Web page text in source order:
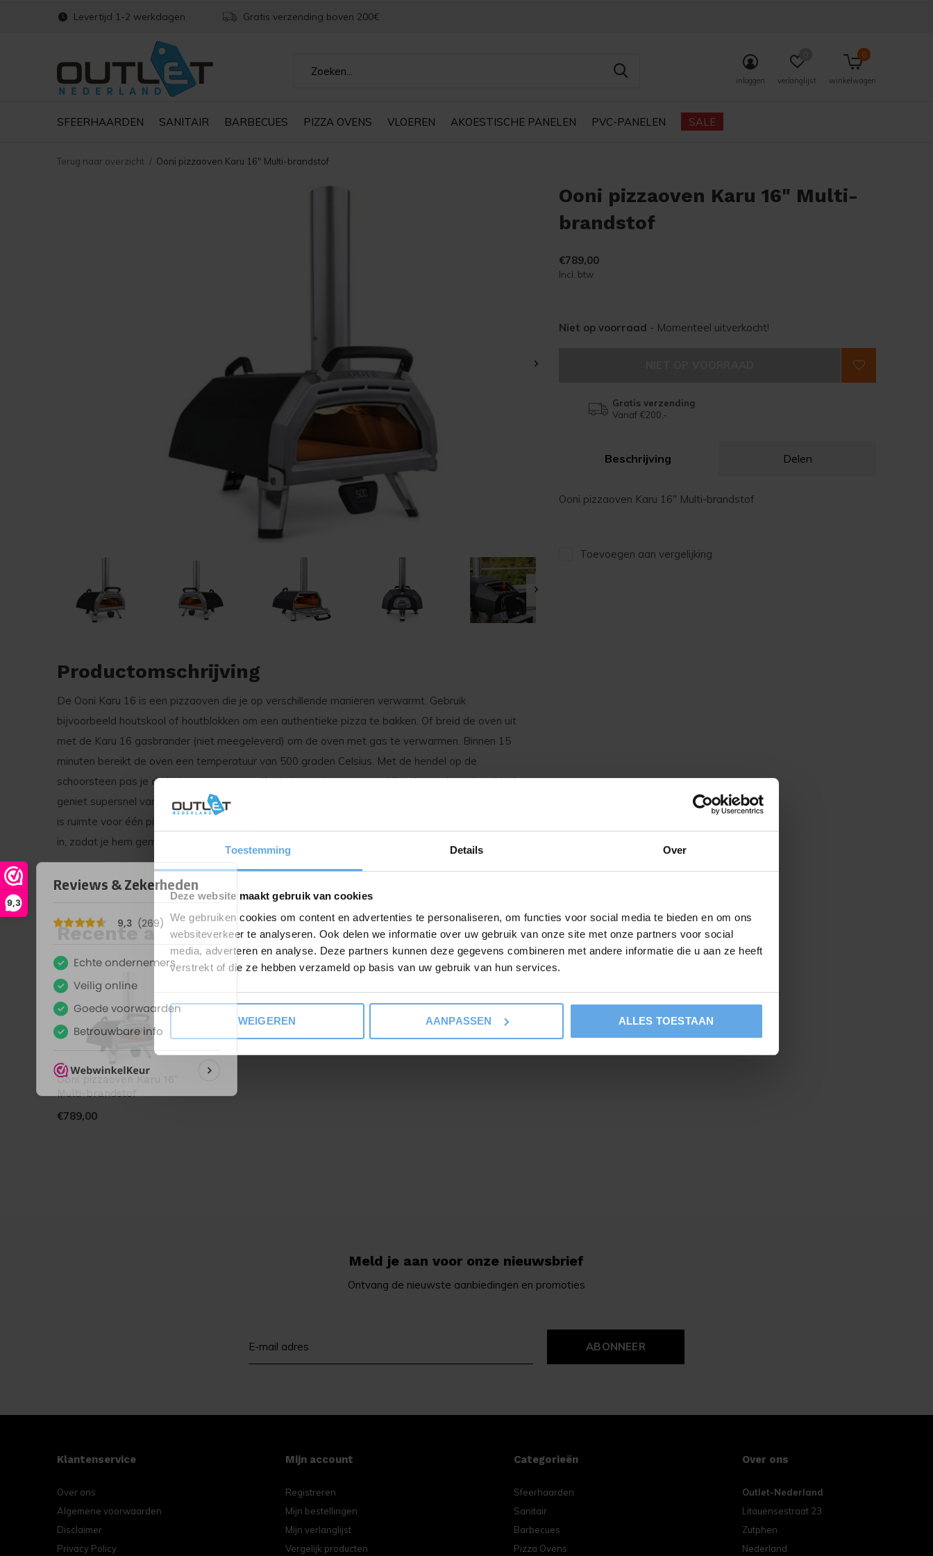
Toestemming Details Over
Deze website maakt gebruik van cookies
We gebruiken cookies om content en advertenties te personaliseren, om functies voor social media te bieden en om ons
websiteverkeer te analyseren. Ook delen we informatie over uw gebruik van onze site met onze partners voor social
media, adverteren en analyse. Deze partners kunnen deze gegevens combineren met andere informatie die u aan ze heeft
verstrekt of die ze hebben verzameld op basis van uw gebruik van hun services.
WEIGEREN AANPASSEN ALLES TOESTAAN
9,3
SFEERHAARDEN SANITAIR BARBECUES PIZZA OVENS VLOEREN AKOESTISCHE PANELEN PVC-PANELEN SALE
inloggen verlanglijst winkelwagen
0
Levertijd 1-2 werkdagen Gratis verzending boven 200€
Terug naar overzicht Ooni pizzaoven Karu 16" Multi-brandstof
Ooni pizzaoven Karu 16" Multi-
brandstof
€789,00
Incl. btw
Niet op voorraad - Momenteel uitverkocht!
Gratis verzending
Vanaf €200,-
Beschrijving Delen
Ooni pizzaoven Karu 16" Multi-brandstof
Toevoegen aan vergelijking
Productomschrijving
De Ooni Karu 16 is een pizzaoven die je op verschillende manieren verwarmt. Gebruik
bijvoorbeeld houtskool of houtblokken om een authentieke pizza te bakken. Of breid de oven uit
met de Karu 16 gasbrander (niet meegeleverd) om de oven met gas te verwarmen. Binnen 15
minuten bereikt de oven een temperatuur van 500 graden Celsius. Met de hendel op de
schoorsteen pas je de luchtstroom aan, zodat je jouw pizza op verschillende manieren bereidt. Je
geniet supersnel van jouw vers bereide pizza, want hij is binnen 60 seconde gaar. In de Karu 16
is ruimte voor één pizza van 40 centimeter of meerdere mini pizza's. Na gebruik klap je de poten
in, zodat je hem gemakkelijk opbergt.
Recente artikelen
Ooni pizzaoven Karu 16"
Multi-brandstof
€789,00
Meld je aan voor onze nieuwsbrief
Ontvang de nieuwste aanbiedingen en promoties
ABONNEER
Klantenservice
Over ons
Algemene voorwaarden
Disclaimer
Privacy Policy
Mijn account
Registreren
Mijn bestellingen
Mijn verlanglijst
Vergelijk producten
Categorieën
Sfeerhaarden
Sanitair
Barbecues
Pizza Ovens
Over ons
Outlet-Nederland
Litauensestraat 23
Zutphen
Nederland